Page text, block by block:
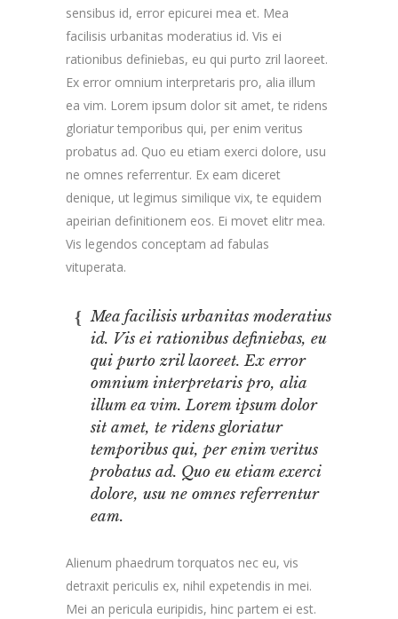
sensibus id, error epicurei mea et. Mea
facilisis urbanitas moderatius id. Vis ei
rationibus definiebas, eu qui purto zril laoreet.
Ex error omnium interpretaris pro, alia illum
ea vim. Lorem ipsum dolor sit amet, te ridens
gloriatur temporibus qui, per enim veritus
probatus ad. Quo eu etiam exerci dolore, usu
ne omnes referrentur. Ex eam diceret
denique, ut legimus similique vix, te equidem
apeirian definitionem eos. Ei movet elitr mea.
Vis legendos conceptam ad fabulas
vituperata.
Mea facilisis urbanitas moderatius
id. Vis ei rationibus definiebas, eu
qui purto zril laoreet. Ex error
omnium interpretaris pro, alia
illum ea vim. Lorem ipsum dolor
sit amet, te ridens gloriatur
temporibus qui, per enim veritus
probatus ad. Quo eu etiam exerci
dolore, usu ne omnes referrentur
eam.
Alienum phaedrum torquatos nec eu, vis
detraxit periculis ex, nihil expetendis in mei.
Mei an pericula euripidis, hinc partem ei est.